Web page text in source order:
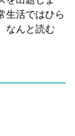
生活ではひら
なんと読む